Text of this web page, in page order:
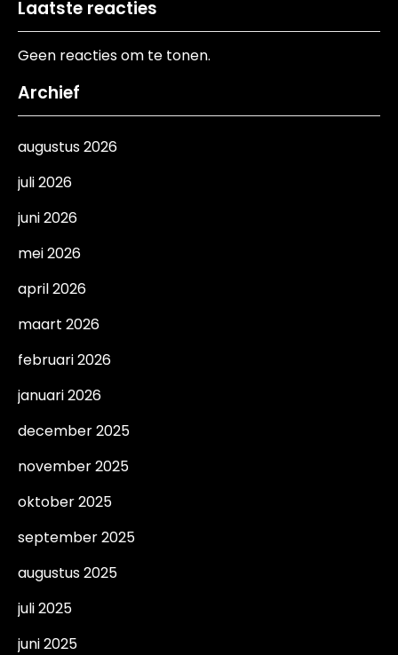
Laatste reacties
Geen reacties om te tonen.
Archief
augustus 2026
juli 2026
juni 2026
mei 2026
april 2026
maart 2026
februari 2026
januari 2026
december 2025
november 2025
oktober 2025
september 2025
augustus 2025
juli 2025
juni 2025